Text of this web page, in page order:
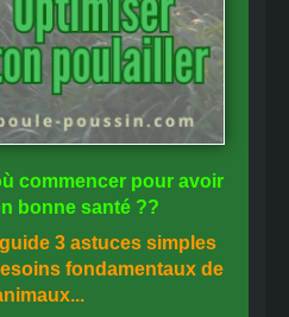
commencer pour avoir
bonne santé ??
3 astuces simples
fondamentaux de